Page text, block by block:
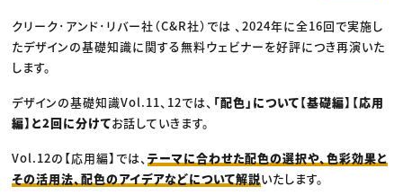
広告
出版
CREATIVE VILLAGEからのお知らせ
クリーク･アンド･リバー社（C&R社）では 、2024年に全16回で実施し
たデザインの基礎知識に関する無料ウェビナーを好評につき再演いた
します。
デザインの基礎知識Vol.11、12では、 「配色」について【基礎編】【応用
編】と2回に分けてお話していきます。
Vol.12の【応用編】では、テーマに合わせた配色の選択や、色彩効果と
その活用法、配色のアイデアなどについて解説いたします。